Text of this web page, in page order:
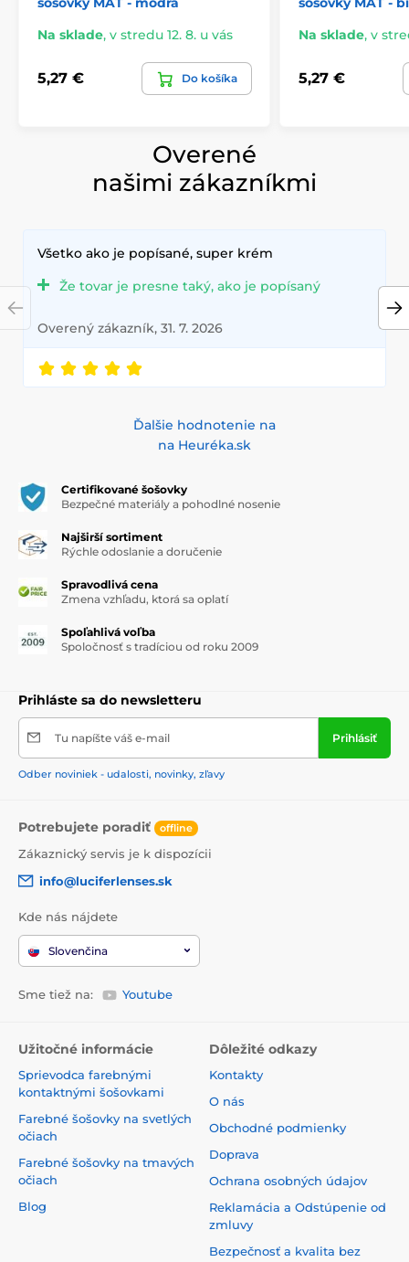
Na sklade, v stredu 12. 8. u vás
5,27 € Do košíka
Na sklade, v
5,27 €
Overené
našimi zákazníkmi
Všetko ako je popísané, super krém
Že tovar je presne taký, ako je popísaný
Overený zákazník, 31. 7. 2026
Ďalšie hodnotenie na
na Heuréka.sk
Certifikované šošovky
Bezpečné materiály a pohodlné nosenie
Najširší sortiment
Rýchle odoslanie a doručenie
Spravodlivá cena
Zmena vzhľadu, ktorá sa oplatí
Spoľahlivá voľba
Spoločnosť s tradíciou od roku 2009
Prihláste sa do newsletteru
Tu napíšte váš e-mail Prihlásiť
Odber noviniek - udalosti, novinky, zľavy
Potrebujete poradiť offline
Zákaznický servis je k dispozícii
info@luciferlenses.sk
Kde nás nájdete
Slovenčina
Sme tiež na: Youtube
Užitočné informácie
Sprievodca farebnými
kontaktnými šošovkami
Farebné šošovky na svetlých
očiach
Farebné šošovky na tmavých
očiach
Blog
Dôležité odkazy
Kontakty
O nás
Obchodné podmienky
Doprava
Ochrana osobných údajov
Reklamácia a Odstúpenie od
zmluvy
Bezpečnosť a kvalita bez